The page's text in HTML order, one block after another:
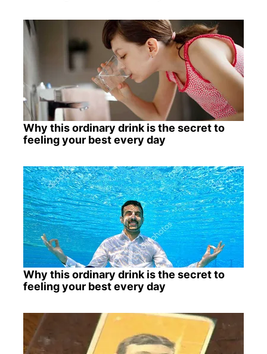
Why this ordinary drink is the secret to
feeling your best every day
Why this ordinary drink is the secret to
feeling your best every day